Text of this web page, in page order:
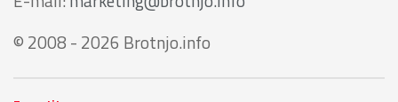
© 2008 - 2026 Brotnjo.info